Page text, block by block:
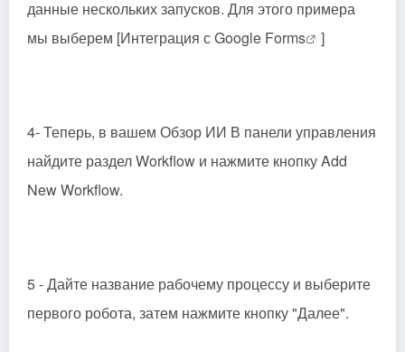
данные нескольких запусков. Для этого примера
мы выберем [Интеграция с Google Forms ]
4- Теперь, в вашем Обзор ИИ В панели управления
найдите раздел Workflow и нажмите кнопку Add
New Workflow.
5 - Дайте название рабочему процессу и выберите
первого робота, затем нажмите кнопку "Далее".